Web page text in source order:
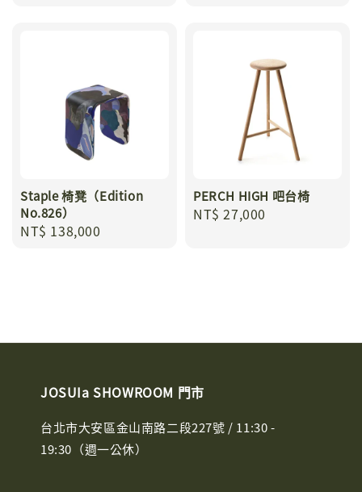
Staple 椅凳（Edition
No.826）
Regular
NT$ 138,000
PERCH HIGH 吧台椅
Regular
NT$ 27,000
JOSUIa SHOWROOM 門市
台北市大安區金山南路二段227號 / 11:30 -
19:30（週一公休）